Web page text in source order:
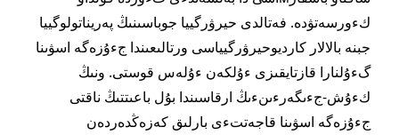
كءورسەتۋدە. فەتالدى حيرۋرگييا جوباسىنىڭ پەريناتولوگييا
جبنە بالالار كارديوحيرۋرگيياسى ورتالىعىندا جءۇزەگە اسۋىنا
گءۇلنارا قازتايقىزى ءۇلكەن ءۇلەس قوستى. ونىڭ
كءۇش-جءىگەرءىنءىڭ ارقاسىندا بۇل باعىتتىڭ ناقتى
جءۇزەگە اسۋىنا قاجەتتءى بارلىق كەزەڭدەردەن